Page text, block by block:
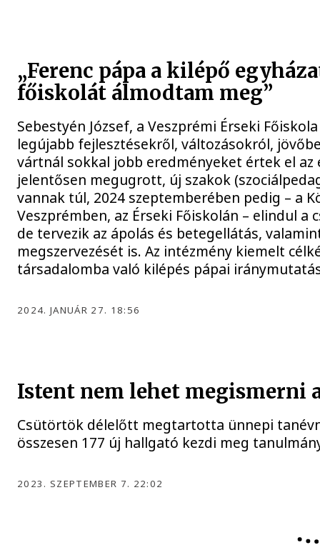
„Ferenc pápa a kilépő
főiskolát álmodtam meg”
Sebestyén József, a Veszprémi Érseki
legújabb fejlesztésekről, változásokról,
vártnál sokkal jobb eredményeket értek el
jelentősen megugrott, új szakok
vannak túl, 2024 szeptemberében pedig – a
Veszprémben, az Érseki Főiskolán – elindul a
de tervezik az ápolás és betegellátás,
megszervezését is. Az intézmény kiemelt
társadalomba való kilépés pápai
2024. JANUÁR 27. 18:56
Istent nem lehet megismerni
Csütörtök délelőtt megtartotta ünnepi
összesen 177 új hallgató kezdi meg
2023. SZEPTEMBER 7. 22:02